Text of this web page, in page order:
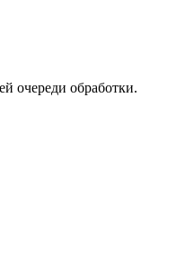
очереди обработки.